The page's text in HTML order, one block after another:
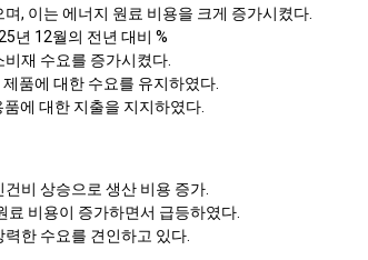
, 이는 에너지 원료 비용을 크게 증가시켰다.
년 12월의 전년 대비 %
재 수요를 증가시켰다.
품에 대한 수요를 유지하였다.
에 대한 지출을 지지하였다.
비 상승으로 생산 비용 증가.
비용이 증가하면서 급등하였다.
한 수요를 견인하고 있다.